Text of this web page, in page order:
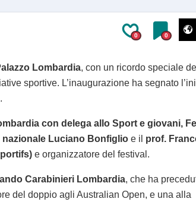
0 0
Lombardia, con un ricordo speciale
sportive. L’inaugurazione ha segnato
con delega allo Sport e giovani,
nazionale Luciano Bonfiglio e il prof.
e organizzatore del festival.
Carabinieri Lombardia, che ha
del doppio agli Australian Open, e una alla